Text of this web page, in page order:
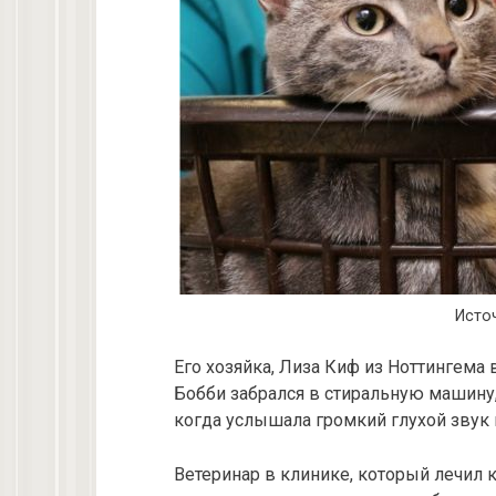
Его хозяйка, Лиза Киф из Ноттингема
Бобби забрался в стиральную
когда услышала громкий глухой звук
Ветеринар в клинике, который лечил